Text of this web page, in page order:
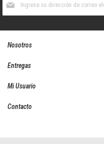
boletín
Nosotros
Entregas
Mi Usuario
Contacto